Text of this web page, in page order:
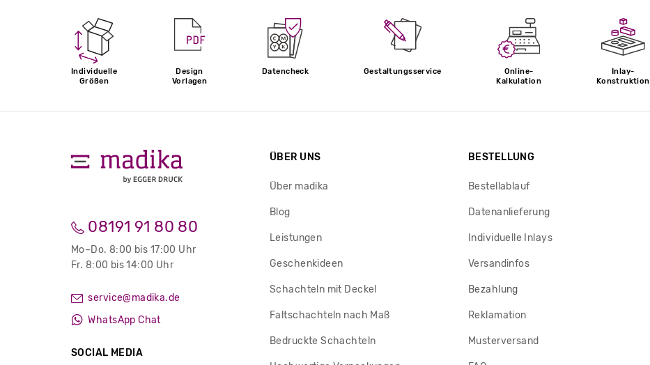
Individuelle
Größen
Design
Vorlagen
Datencheck Gestaltungsservice
Online-
Kalkulation
Inlay-
Konstruktion
08191 91 80 80
Mo–Do. 8:00 bis 17:00 Uhr
Fr. 8:00 bis 14:00 Uhr
service@madika.de
WhatsApp Chat
SOCIAL MEDIA
ÜBER UNS
Über madika
Blog
Leistungen
Geschenkideen
Schachteln mit Deckel
Faltschachteln nach Maß
Bedruckte Schachteln
BESTELLUNG
Bestellablauf
Datenanlieferung
Individuelle Inlays
Versandinfos
Bezahlung
Reklamation
Musterversand